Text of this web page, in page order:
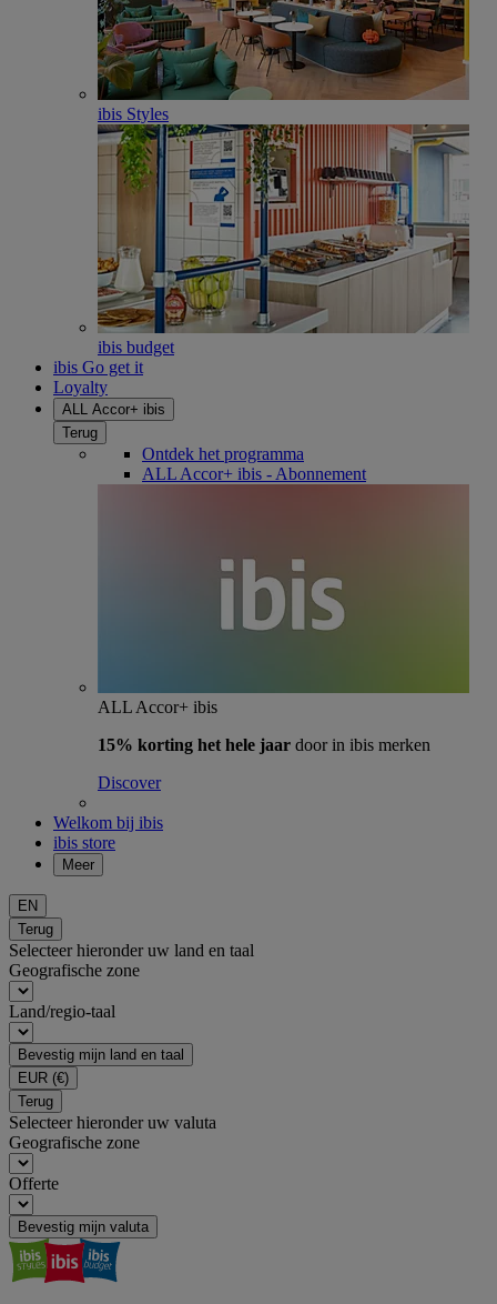
ibis Styles
ibis budget
ibis Go get it
Loyalty
ALL Accor+ ibis
Terug
Ontdek het programma
ALL Accor+ ibis - Abonnement
ALL Accor+ ibis
15% korting het hele jaar door in ibis merken
Discover
Welkom bij ibis
ibis store
Meer
EN
Terug
Selecteer hieronder uw land en taal
Geografische zone
Land/regio-taal
Bevestig mijn land en taal
EUR (€)
Terug
Selecteer hieronder uw valuta
Geografische zone
Offerte
Bevestig mijn valuta